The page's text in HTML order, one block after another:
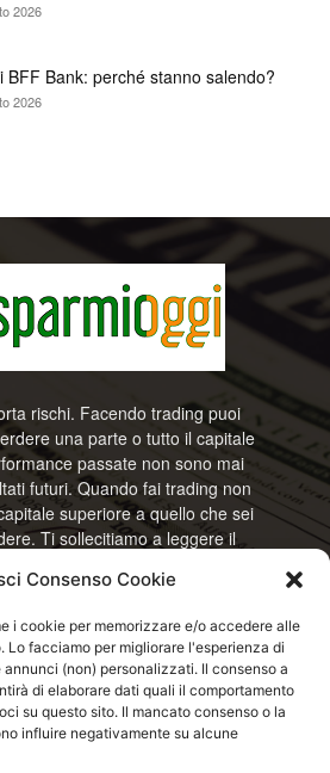
Consenso Cookie
i cookie per memorizzare e/o accedere alle
Lo facciamo per migliorare l'esperienza di
(non) personalizzati. Il consenso a
di elaborare dati quali il comportamento
su questo sito. Il mancato consenso o la
influire negativamente su alcune
2026
BFF Bank: perché stanno salendo?
2026
rischi. Facendo trading puoi
una parte o tutto il capitale
passate non sono mai
futuri. Quando fai trading non
superiore a quello che sei
Ti sollecitiamo a leggere il
offre alcun genere di consulenza
responsabilità sull’utilizzo delle
Continuando ad accedere o
sito o ogni servizio disponibile
di accettare termini e condizioni
© RisparmiOggi